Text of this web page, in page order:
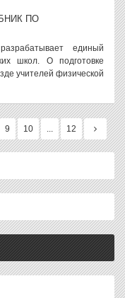
ПО
единый
школ. О подготовке
учителей физической
9 10 ... 12